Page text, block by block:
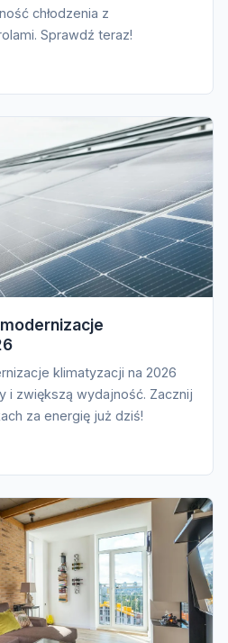
chłodzenia z
Sprawdź teraz!
klimatyzacji na 2026
i zwiększą wydajność. Zacznij
za energię już dziś!